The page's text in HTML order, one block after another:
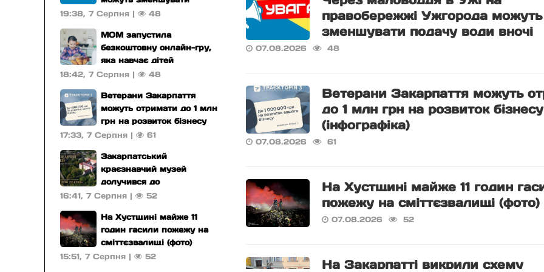
подачу води вночі
19:38, 7 Серпня | 48
МОМ запустила
безкоштовну онлайн-гру,
яка навчає дітей
безпечної поведінки та
людьми
18:42, 7 Серпня | 48
Ветерани Закарпаття
можуть отримати до 1 млн
грн на розвиток бізнесу
(інфографіка)
17:33, 7 Серпня | 61
Закарпатський
краєзнавчий музей
долучився до
національної програми
16:41, 7 Серпня | 52
На Хустщині майже 11
годин гасили пожежу на
сміттєзвалищі (фото)
15:51, 7 Серпня | 52
правобережжі Ужгорода можуть
зменшувати подачу води вночі
07.08.2026 48
Ветерани Закарпаття можуть
до 1 млн грн на розвиток бізнесу
(інфографіка)
07.08.2026 61
На Хустщині майже 11 годин
пожежу на сміттєзвалищі (фото)
07.08.2026 52
На Закарпатті викрили схему